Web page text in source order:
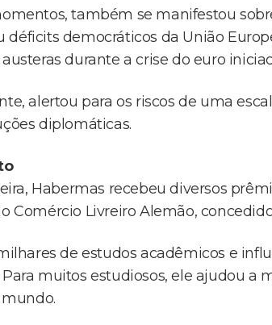
também se manifestou
déficits democráticos da União
durante a crise do euro
alertou para os riscos de uma
diplomáticas.
Habermas recebeu diversos
Comércio Livreiro Alemão,
de estudos acadêmicos e
muitos estudiosos, ele ajudou